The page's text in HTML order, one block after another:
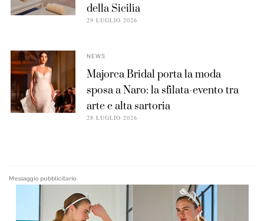
della Sicilia
29 LUGLIO 2026
NEWS
Majorca Bridal porta la moda
sposa a Naro: la sfilata-evento tra
arte e alta sartoria
28 LUGLIO 2026
Messaggio pubblicitario